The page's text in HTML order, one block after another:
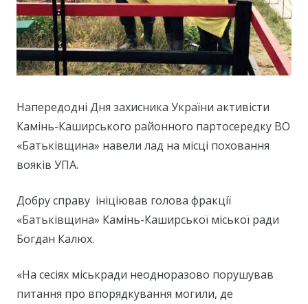
Напередодні Дня захисника України активісти
Камінь-Каширського районного партосередку ВО
«Батьківщина» навели лад на місці поховання
вояків УПА.
Добру справу ініціював голова фракції
«Батьківщина» Камінь-Каширської міської ради
Богдан Калюх.
«На сесіях міськради неодноразово порушував
питання про впорядкування могили, де